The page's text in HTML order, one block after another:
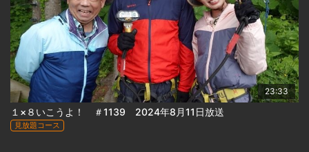
23:33
１×８いこうよ！ ＃1139 2024年8月11日放送
見放題コース